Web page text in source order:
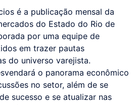
é a publicação mensal da
do Estado do Rio de
por uma equipe de
em trazer pautas
do universo varejista.
o panorama econômico
no setor, além de se
sucesso e se atualizar nas